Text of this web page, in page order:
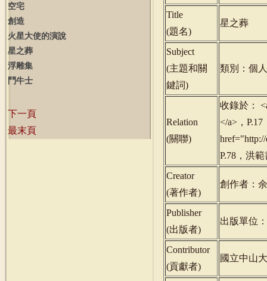
空宅
創造
火星大使的演說
星之葬
浮雕集
鬥牛士
下一頁
最末頁
Title
(題名)
星之葬
Subject
(主題和關
鍵詞)
類別：個
Relation
(關聯)
收錄於：
</a>，
P.78，洪
Creator
(著作者)
創作者：
Publisher
(出版者)
出版單位
Contributor
(貢獻者)
國立中山